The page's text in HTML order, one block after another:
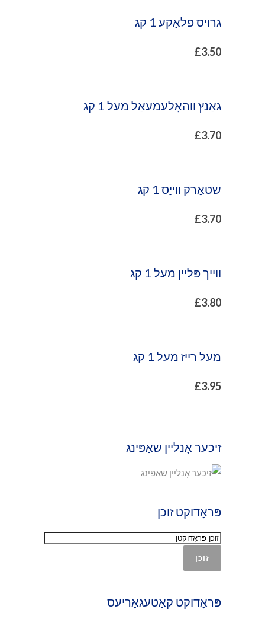
גרויס פלאַקע 1 קג
£3.50
גאַנץ ווהאָלעמעאַל מעל 1 קג
£3.70
שטאַרק ווייַס 1 קג
£3.70
ווייך פּליין מעל 1 קג
£3.80
מעל רייז מעל 1 קג
£3.95
זיכער אָנליין שאַפּינג
פּראָדוקט זוכן
זוכן
פּראָדוקט קאַטעגאָריעס